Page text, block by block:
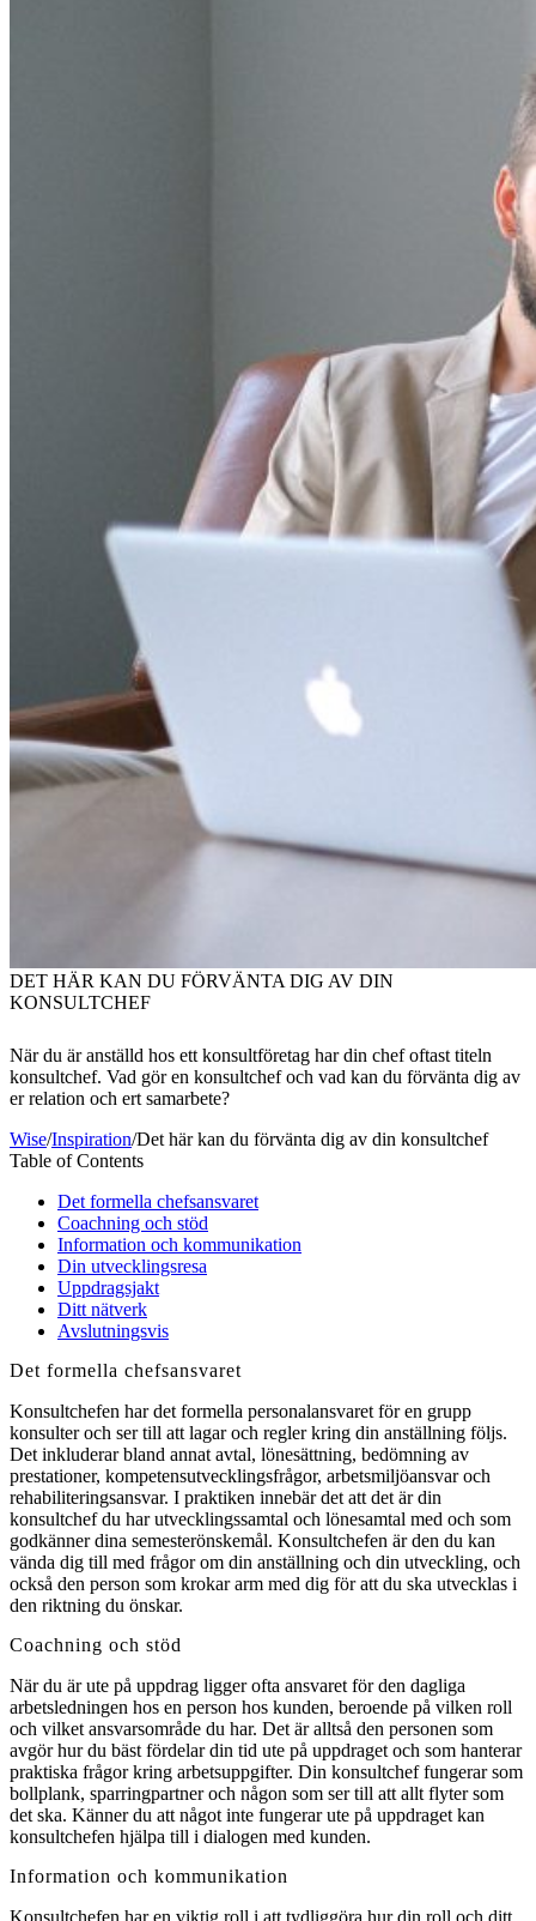
DET HÄR KAN DU FÖRVÄNTA DIG AV DIN
KONSULTCHEF
När du är anställd hos ett konsultföretag har din chef oftast titeln
konsultchef. Vad gör en konsultchef och vad kan du förvänta dig av
er relation och ert samarbete?
Wise/Inspiration/Det här kan du förvänta dig av din konsultchef
Table of Contents
Det formella chefsansvaret
Coachning och stöd
Information och kommunikation
Din utvecklingsresa
Uppdragsjakt
Ditt nätverk
Avslutningsvis
Det formella chefsansvaret
Konsultchefen har det formella personalansvaret för en grupp
konsulter och ser till att lagar och regler kring din anställning följs.
Det inkluderar bland annat avtal, lönesättning, bedömning av
prestationer, kompetensutvecklingsfrågor, arbetsmiljöansvar och
rehabiliteringsansvar. I praktiken innebär det att det är din
konsultchef du har utvecklingssamtal och lönesamtal med och som
godkänner dina semesterönskemål. Konsultchefen är den du kan
vända dig till med frågor om din anställning och din utveckling, och
också den person som krokar arm med dig för att du ska utvecklas i
den riktning du önskar.
Coachning och stöd
När du är ute på uppdrag ligger ofta ansvaret för den dagliga
arbetsledningen hos en person hos kunden, beroende på vilken roll
och vilket ansvarsområde du har. Det är alltså den personen som
avgör hur du bäst fördelar din tid ute på uppdraget och som hanterar
praktiska frågor kring arbetsuppgifter. Din konsultchef fungerar som
bollplank, sparringpartner och någon som ser till att allt flyter som
det ska. Känner du att något inte fungerar ute på uppdraget kan
konsultchefen hjälpa till i dialogen med kunden.
Information och kommunikation